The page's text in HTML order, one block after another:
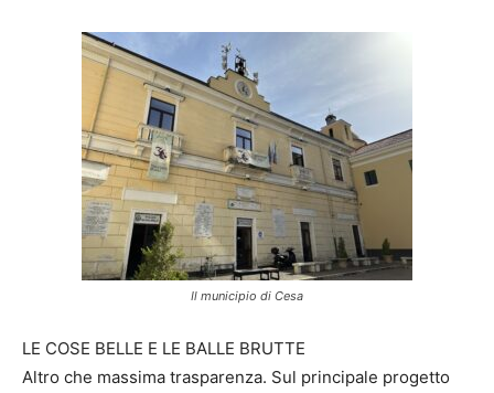
Il municipio di Cesa
LE COSE BELLE E LE BALLE BRUTTE
Altro che massima trasparenza. Sul principale progetto